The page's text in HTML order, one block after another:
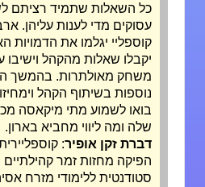
כל השאלות שתמיד רציתם לשאול
עסוקים מדי לענות עליהן. ארבע
קוספליי יגלמו את הדמויות
יקבלו שאלות מהקהל וישיבו עליהן
משחק מאולתרות. בהמשך הן
נוספות בשיתוף הקהל וימחיזו אותן
בואו לשמוע מתי מיקאסה מכבסת
שלה ומה ליווי מחביא בארון.
דברת זקן אופיר: קוספליירית
הפיקה מחזות זמר קהילתיים
סטודנטית ללימודי מזרח אסיה.